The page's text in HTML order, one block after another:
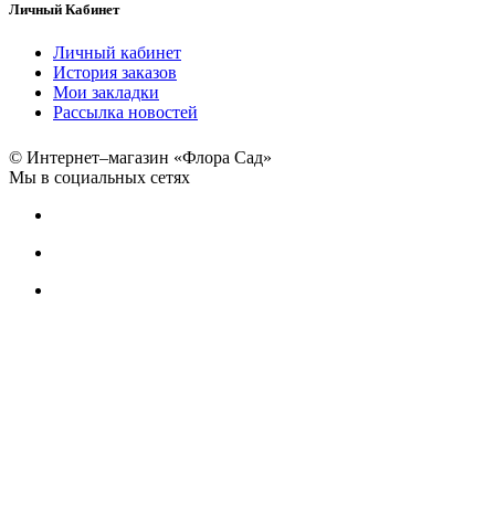
Личный Кабинет
Личный кабинет
История заказов
Мои закладки
Рассылка новостей
© Интернет–магазин «Флора Сад»
Мы в социальных сетях